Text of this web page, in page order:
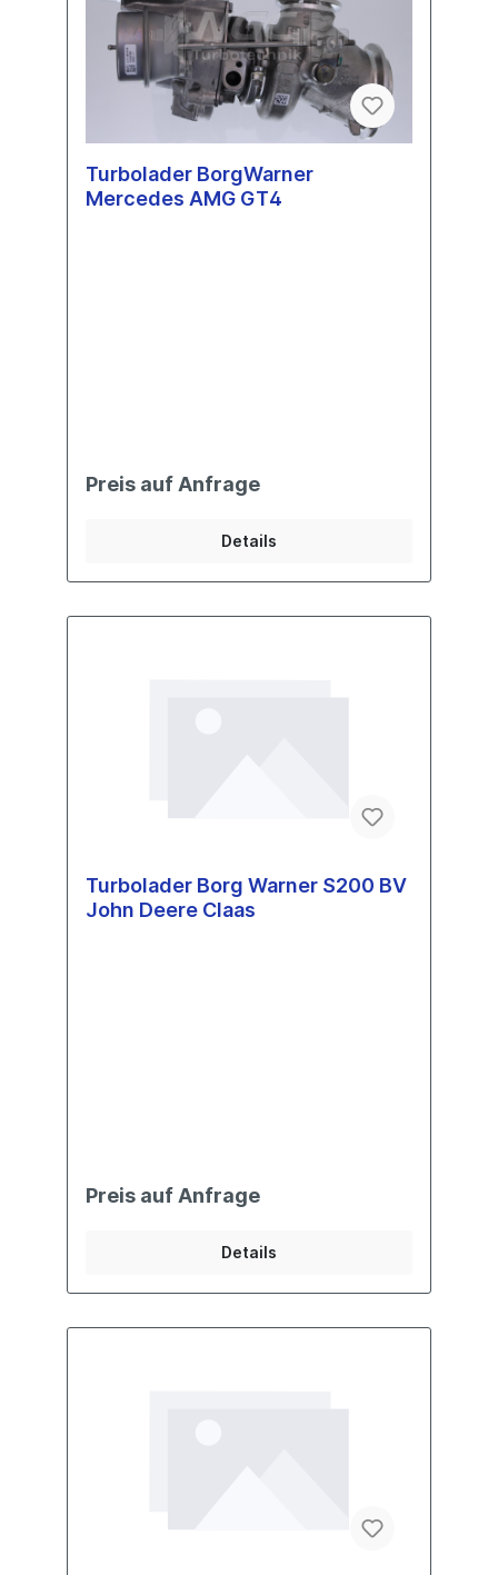
Turbolader BorgWarner
Mercedes AMG GT4
Preis auf Anfrage
Details
Turbolader Borg Warner S200 BV
John Deere Claas
Preis auf Anfrage
Details